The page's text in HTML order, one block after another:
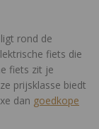
ligt rond de
fiets die
fiets zit je
prijsklasse biedt
dan goedkope